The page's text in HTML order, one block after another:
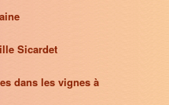
Sicardet
dans les vignes à